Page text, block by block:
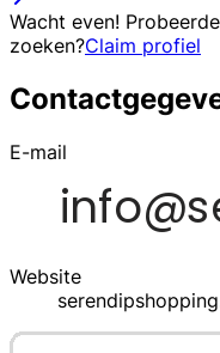
Wacht even!
zoeken?Claim profiel
E-mail
Website